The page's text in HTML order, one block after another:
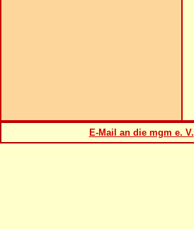
E-Mail an die mgm e. V.